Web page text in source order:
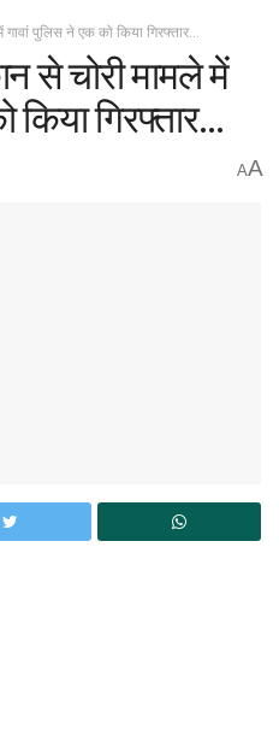
गावां पुलिस ने एक को किया गिरफ्तार…
से चोरी मामले में
किया गिरफ्तार…
AA